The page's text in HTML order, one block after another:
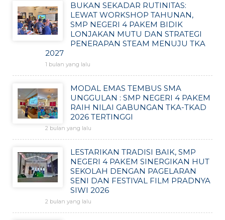
BUKAN SEKADAR RUTINITAS:
LEWAT WORKSHOP TAHUNAN,
SMP NEGERI 4 PAKEM BIDIK
LONJAKAN MUTU DAN STRATEGI
PENERAPAN STEAM MENUJU TKA
2027
1 bulan yang lalu
MODAL EMAS TEMBUS SMA
UNGGULAN : SMP NEGERI 4 PAKEM
RAIH NILAI GABUNGAN TKA-TKAD
2026 TERTINGGI
2 bulan yang lalu
LESTARIKAN TRADISI BAIK, SMP
NEGERI 4 PAKEM SINERGIKAN HUT
SEKOLAH DENGAN PAGELARAN
SENI DAN FESTIVAL FILM PRADNYA
SIWI 2026
2 bulan yang lalu